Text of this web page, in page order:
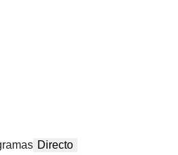
Directo